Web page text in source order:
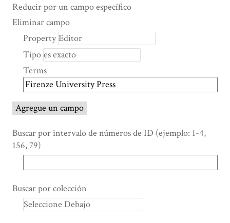
Number
rows
"Reducir
por
campo
específico":
1
Reducir por un campo específico
Search Property
Tipo de búsqueda
Términos de búsqueda
Ensamblador de Búsqueda
Eliminar campo
Property
Tipo
Terms
Agregue un campo
Buscar por intervalo de números de ID (ejemplo: 1-4,
156, 79)
Buscar por colección